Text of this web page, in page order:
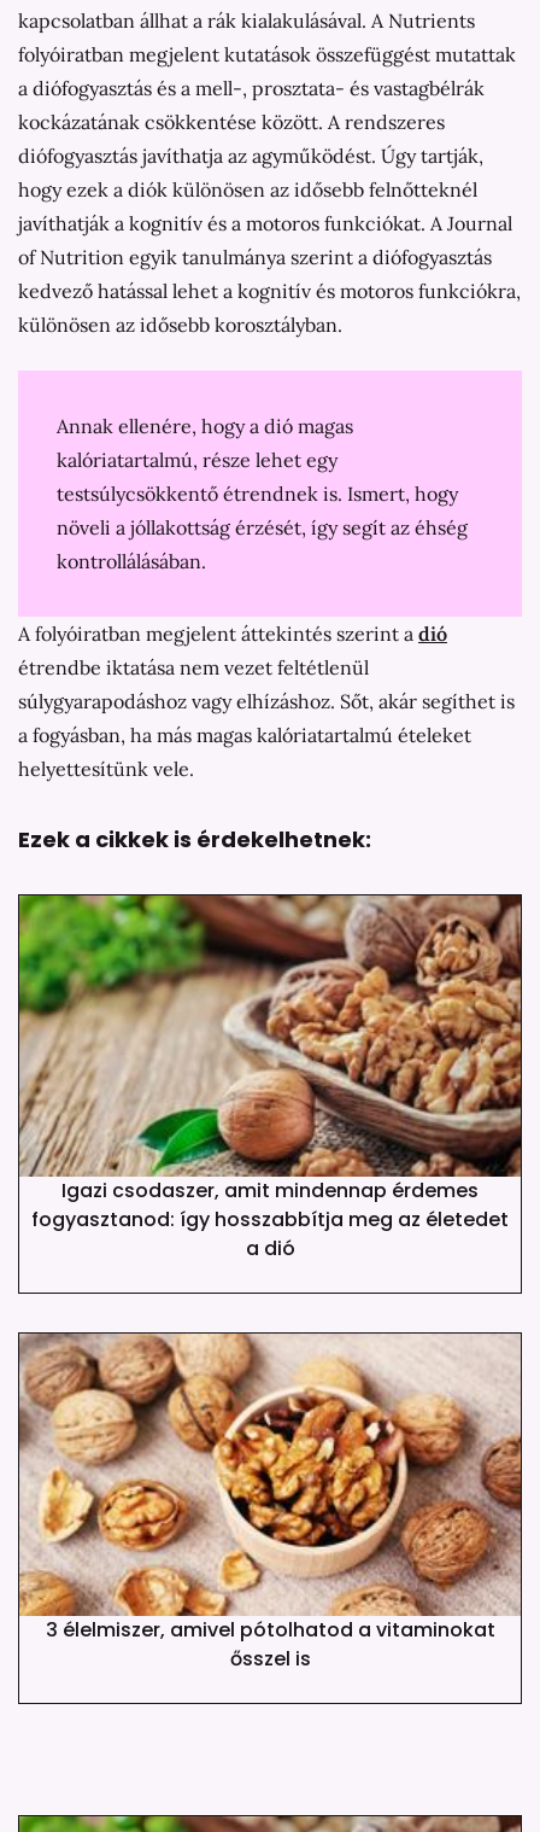
kapcsolatban állhat a rák kialakulásával. A Nutrients
folyóiratban megjelent kutatások összefüggést mutattak
a diófogyasztás és a mell-, prosztata- és vastagbélrák
kockázatának csökkentése között. A rendszeres
diófogyasztás javíthatja az agyműködést. Úgy tartják,
hogy ezek a diók különösen az idősebb felnőtteknél
javíthatják a kognitív és a motoros funkciókat. A Journal
of Nutrition egyik tanulmánya szerint a diófogyasztás
kedvező hatással lehet a kognitív és motoros funkciókra,
különösen az idősebb korosztályban.
Annak ellenére, hogy a dió magas
kalóriatartalmú, része lehet egy
testsúlycsökkentő étrendnek is. Ismert, hogy
növeli a jóllakottság érzését, így segít az éhség
kontrollálásában.
A folyóiratban megjelent áttekintés szerint a dió
étrendbe iktatása nem vezet feltétlenül
súlygyarapodáshoz vagy elhízáshoz. Sőt, akár segíthet is
a fogyásban, ha más magas kalóriatartalmú ételeket
helyettesítünk vele.
Ezek a cikkek is érdekelhetnek:
Igazi csodaszer, amit mindennap érdemes
fogyasztanod: így hosszabbítja meg az életedet
a dió
3 élelmiszer, amivel pótolhatod a vitaminokat
ősszel is